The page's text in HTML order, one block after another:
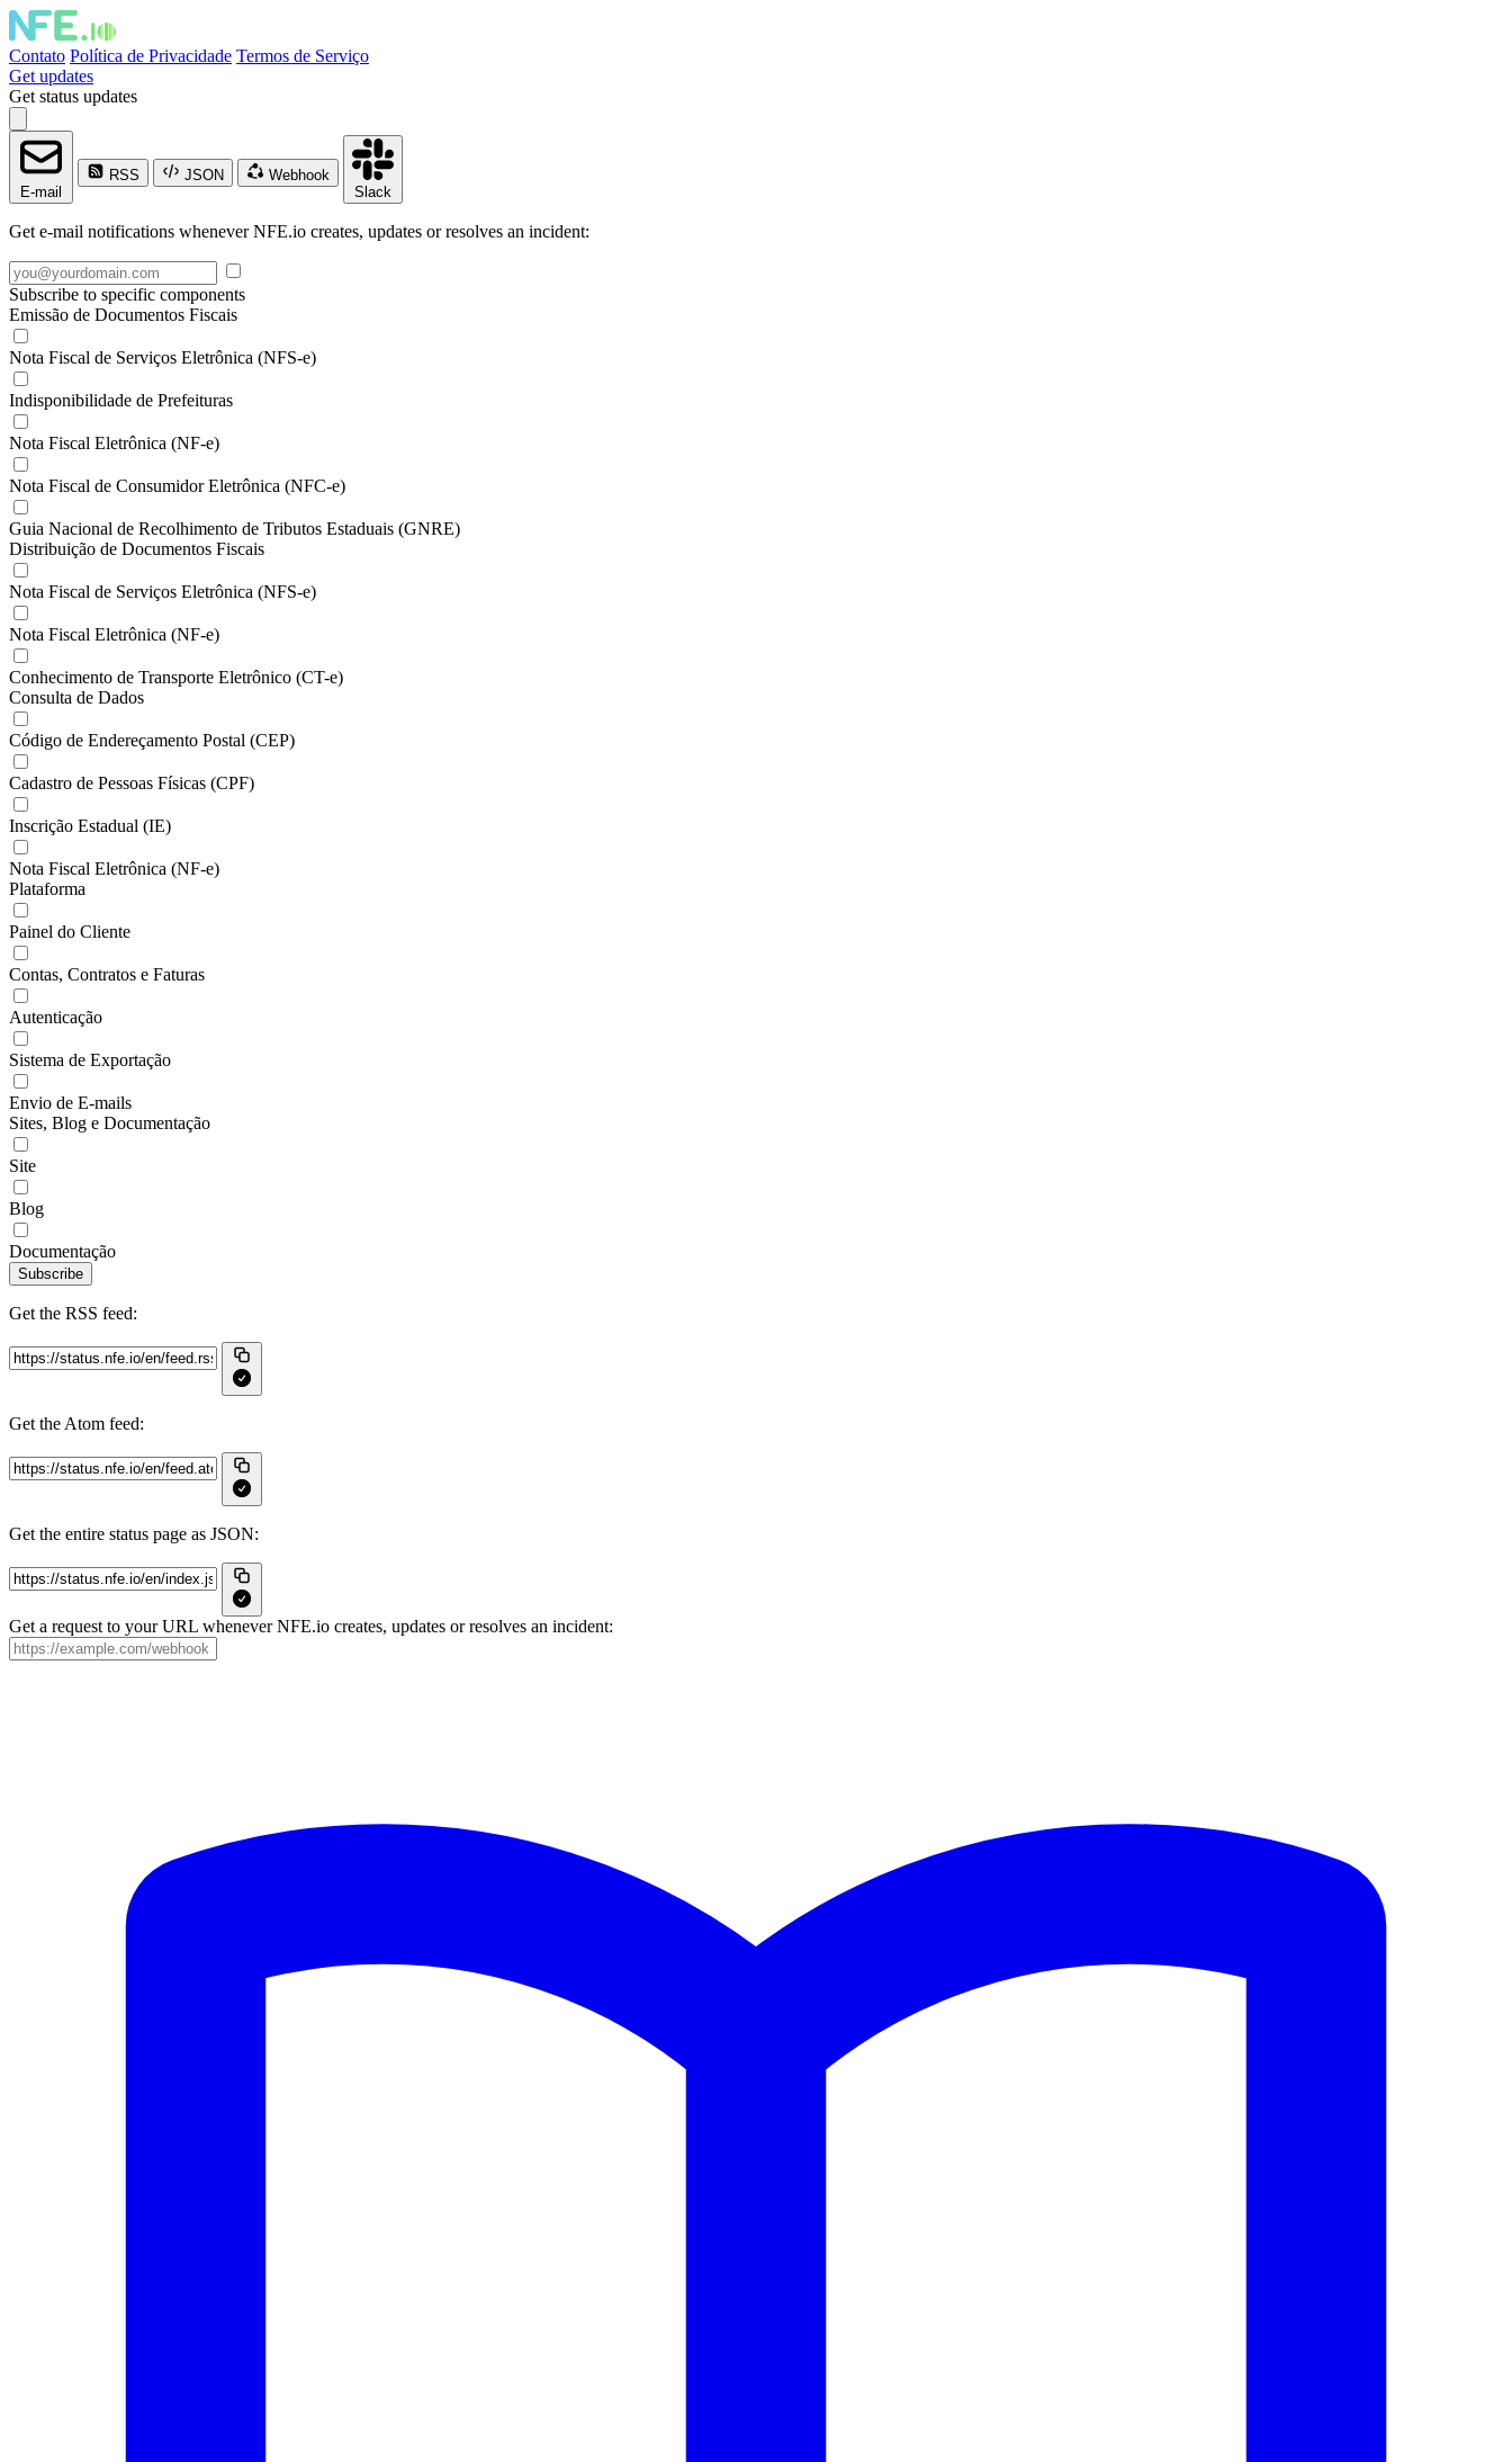
Contato Política de Privacidade Termos de Serviço
Get updates
Get status updates
E-mail
RSS JSON
Webhook
Slack
Get e-mail notifications whenever NFE.io creates, updates or resolves an incident:
Subscribe to specific components
Emissão de Documentos Fiscais
Nota Fiscal de Serviços Eletrônica (NFS-e)
Indisponibilidade de Prefeituras
Nota Fiscal Eletrônica (NF-e)
Nota Fiscal de Consumidor Eletrônica (NFC-e)
Guia Nacional de Recolhimento de Tributos Estaduais (GNRE)
Distribuição de Documentos Fiscais
Nota Fiscal de Serviços Eletrônica (NFS-e)
Nota Fiscal Eletrônica (NF-e)
Conhecimento de Transporte Eletrônico (CT-e)
Consulta de Dados
Código de Endereçamento Postal (CEP)
Cadastro de Pessoas Físicas (CPF)
Inscrição Estadual (IE)
Nota Fiscal Eletrônica (NF-e)
Plataforma
Painel do Cliente
Contas, Contratos e Faturas
Autenticação
Sistema de Exportação
Envio de E-mails
Sites, Blog e Documentação
Site
Blog
Documentação
Subscribe
Get the RSS feed:
Get the Atom feed:
Get the entire status page as JSON:
Get a request to your URL whenever NFE.io creates, updates or resolves an incident: